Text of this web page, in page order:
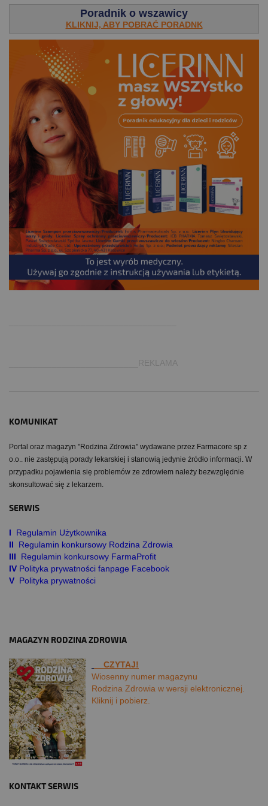
Poradnik o wszawicy
KLIKNIJ, ABY POBRAĆ PORADNK
___________________________REKLAMA
KOMUNIKAT
Portal oraz magazyn "Rodzina Zdrowia" wydawane przez Farmacore sp z
o.o.. nie zastępują porady lekarskiej i stanowią jedynie źródło informacji. W
przypadku pojawienia się problemów ze zdrowiem należy bezwzględnie
skonsultować się z lekarzem.
SERWIS
I Regulamin Użytkownika
II
Regulamin konkursowy Rodzina Zdrowia
III
Regulamin konkursowy FarmaProfit
IV Polityka prywatności fanpage Facebook
V Polityka prywatności
MAGAZYN RODZINA ZDROWIA
CZYTAJ!
Wiosenny numer magazynu
Rodzina Zdrowia w wersji elektronicznej.
Kliknij i pobierz.
KONTAKT SERWIS